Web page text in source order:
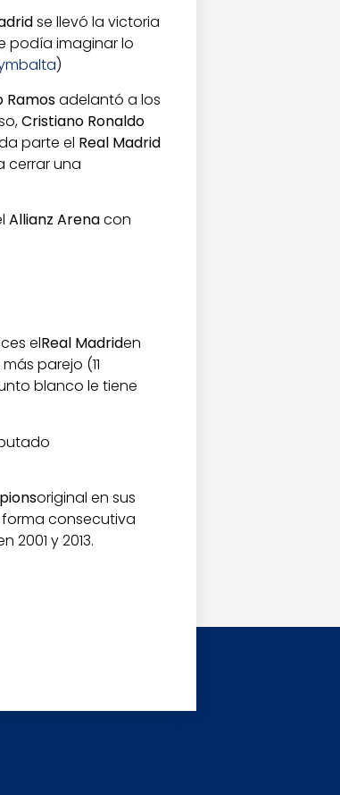
se llevó la victoria
podía imaginar lo
)
Ramosadelantó a los
Cristiano Ronaldo
parte el Real Madrid
cerrar una
Allianz Arenacon
elReal Madriden
parejo (11
blanco le tiene
original en sus
consecutiva
2001 y 2013.